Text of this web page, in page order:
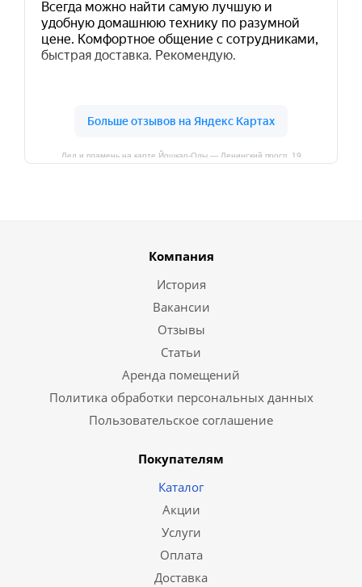
Лед и пламень на карте Йошкар‑Олы — Ленинский просп.,19
Компания
История
Вакансии
Отзывы
Статьи
Аренда помещений
Политика обработки персональных данных
Пользовательское соглашение
Покупателям
Каталог
Акции
Услуги
Оплата
Доставка